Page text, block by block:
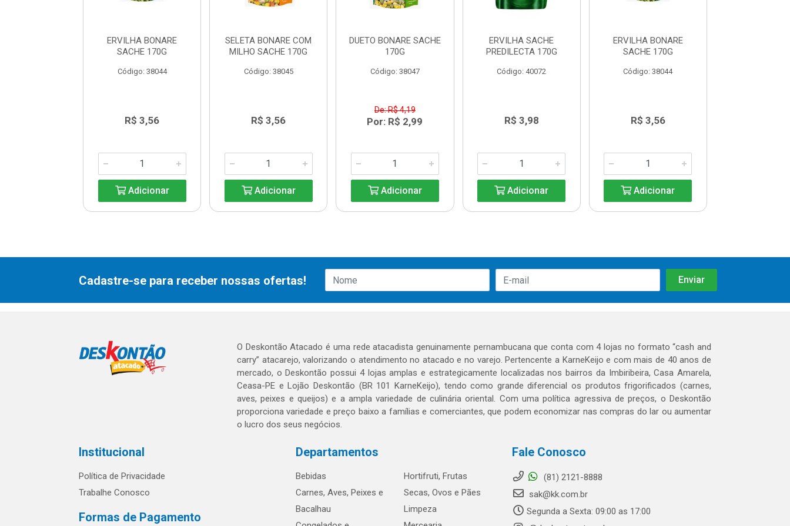
ERVILHA BONARE
SACHE 170G
Código: 38044
R$ 3,56
Adicionar
SELETA BONARE COM
MILHO SACHE 170G
Código: 38045
R$ 3,56
Adicionar
DUETO BONARE SACHE
170G
Código: 38047
De: R$ 4,19
Por: R$ 2,99
Adicionar
ERVILHA SACHE
PREDILECTA 170G
Código: 40072
R$ 3,98
Adicionar
ERVILHA BONARE
SACHE 170G
Código: 38044
R$ 3,56
Adicionar
Cadastre-se para receber nossas ofertas!
O Deskontão Atacado é uma rede atacadista genuinamente pernambucana que conta com 4 lojas no formato “cash and
carry” atacarejo, valorizando o atendimento no atacado e no varejo. Pertencente a KarneKeijo e com mais de 40 anos de
mercado, o Deskontão possui 4 lojas amplas e estrategicamente localizadas nos bairros da Imbiribeira, Casa Amarela,
Ceasa-PE e Lojão Deskontão (BR 101 KarneKeijo), tendo como grande diferencial os produtos frigorificados (carnes,
aves, peixes e queijos) e a ampla variedade de culinária oriental. Com uma política agressiva de preços, o Deskontão
proporciona variedade e preço baixo a famílias e comerciantes, que podem economizar nas compras do lar ou aumentar
o lucro dos seus negócios.
Institucional
Política de Privacidade
Trabalhe Conosco
Formas de Pagamento
Departamentos
Bebidas
Carnes, Aves, Peixes e
Bacalhau
Hortifruti, Frutas
Secas, Ovos e Pães
Limpeza
Fale Conosco
(81) 2121-8888
sak@kk.com.br
Segunda a Sexta: 09:00 as 17:00